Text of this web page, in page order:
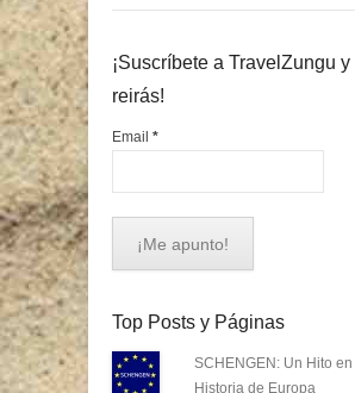
¡Suscríbete a TravelZungu y
reirás!
Email *
Top Posts y Páginas
SCHENGEN: Un Hito
Historia de Europa